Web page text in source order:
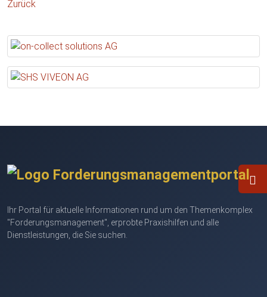
Zurück
Ihr Portal für aktuelle Informationen rund um den Themenkomplex
"Forderungsmanagement", erprobte Praxishilfen und alle
Dienstleistungen, die Sie suchen.